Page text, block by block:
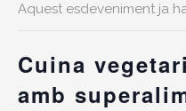
Aquest esdeveniment ja
Cuina
amb